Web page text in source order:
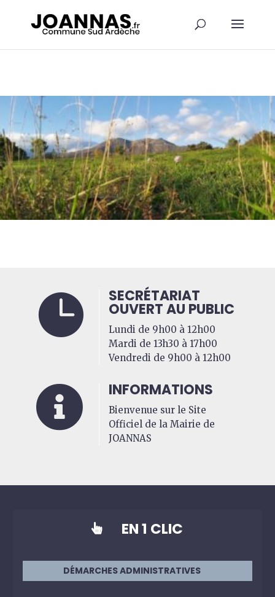
 SECRÉTARIAT
OUVERT AU PUBLIC
Lundi de 9h00 à 12h00
Mardi de 13h30 à 17h00
Vendredi de 9h00 à 12h00
 INFORMATIONS
Bienvenue sur le Site
Officiel de la Mairie de
JOANNAS
 EN 1 CLIC
DÉMARCHES ADMINISTRATIVES